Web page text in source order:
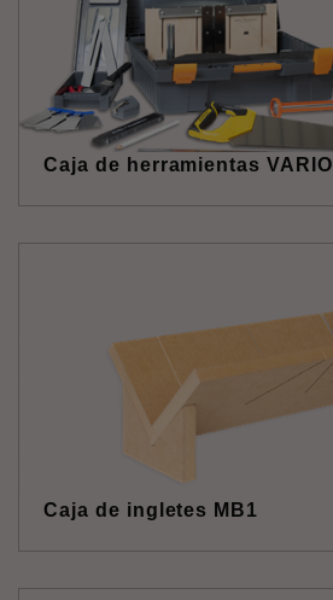
Caja de herramientas VARIO
Caja de ingletes MB1